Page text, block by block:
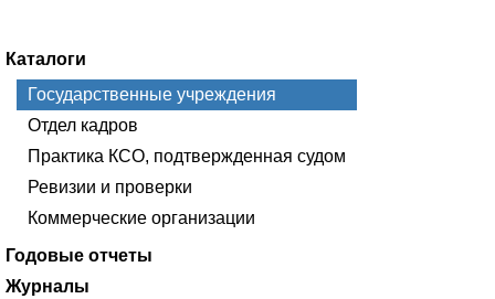
Каталоги
Государственные учреждения
Отдел кадров
Практика КСО, подтвержденная судом
Ревизии и проверки
Коммерческие организации
Годовые отчеты
Журналы